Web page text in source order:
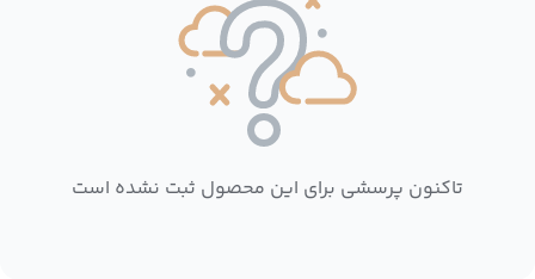
تاکنون پرسشی برای این محصول ثبت نشده است